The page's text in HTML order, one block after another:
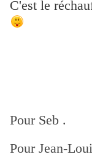
C'est le
Pour Seb .
Pour Jean-